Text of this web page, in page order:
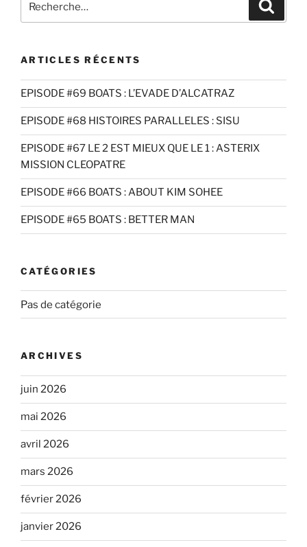
pour
ARTICLES RÉCENTS
EPISODE #69 BOATS : L’EVADE D’ALCATRAZ
EPISODE #68 HISTOIRES PARALLELES : SISU
EPISODE #67 LE 2 EST MIEUX QUE LE 1 : ASTERIX
MISSION CLEOPATRE
EPISODE #66 BOATS : ABOUT KIM SOHEE
EPISODE #65 BOATS : BETTER MAN
CATÉGORIES
Pas de catégorie
ARCHIVES
juin 2026
mai 2026
avril 2026
mars 2026
février 2026
janvier 2026